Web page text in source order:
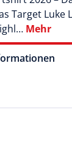
Target Luke
Mehr